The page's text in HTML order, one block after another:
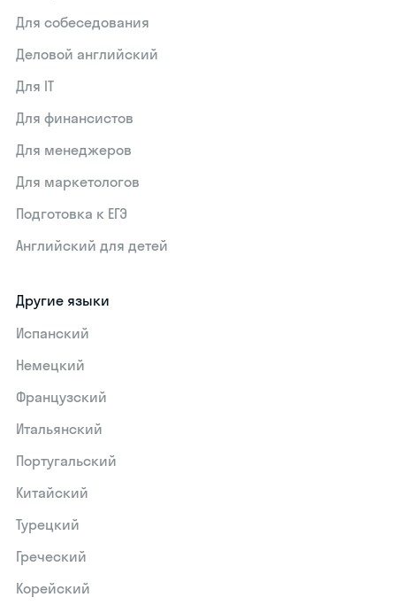
Для собеседования
Деловой английский
Для IT
Для финансистов
Для менеджеров
Для маркетологов
Подготовка к ЕГЭ
Английский для детей
Другие языки
Испанский
Немецкий
Французский
Итальянский
Португальский
Китайский
Турецкий
Греческий
Корейский